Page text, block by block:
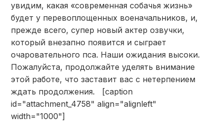
увидим, какая «современная собачья жизнь»
будет у перевоплощенных военачальников, и,
прежде всего, супер новый актер озвучки,
который внезапно появится и сыграет
очаровательного пса. Наши ожидания высоки.
Пожалуйста, продолжайте уделять внимание
этой работе, что заставит вас с нетерпением
ждать продолжения. [caption
id="attachment_4758" align="alignleft"
width="1000"]